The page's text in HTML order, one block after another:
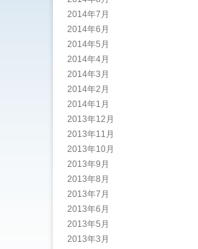
2014年7月
2014年6月
2014年5月
2014年4月
2014年3月
2014年2月
2014年1月
2013年12月
2013年11月
2013年10月
2013年9月
2013年8月
2013年7月
2013年6月
2013年5月
2013年3月